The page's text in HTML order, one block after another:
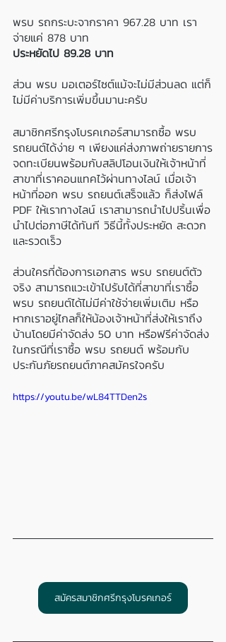
พรบ รถกระบะจากราคา 967.28 บาท เรา
จ่ายแค่ 878 บาท
ประหยัดไป 89.28 บาท
ส่วน พรบ มอเตอร์ไซต์แม้จะไม่มีส่วนลด แต่ก็
ไม่มีค่าบริการเพิ่มขึ้นมานะครับ
สมาชิกศรีกรุงโบรคเกอร์สามารถซื้อ พรบ
รถยนต์ได้ง่าย ๆ เพียงแค่ส่งภาพถ่ายรายการ
จดทะเบียนพร้อมกับสลิปโอนเงินให้เจ้าหน้าที่
สาขาที่เราคอนแทคไว้ผ่านทางไลน์ เมื่อเจ้า
หน้าที่ออก พรบ รถยนต์เสร็จแล้ว ก็ส่งไฟล์
PDF ให้เราทางไลน์ เราสามารถนำไปปริ้นเพื่อ
นำไปต่อภาษีได้ทันที วิธีนี้ทั้งประหยัด สะดวก
และรวดเร็ว
ส่วนใครที่ต้องการเอกสาร พรบ รถยนต์ตัว
จริง สามารถแวะเข้าไปรับได้ที่สาขาที่เราซื้อ
พรบ รถยนต์ได้ไม่มีค่าใช้จ่ายเพิ่มเติม หรือ
หากเราอยู่ไกลก็ให้น้องเจ้าหน้าที่ส่งให้เราถึง
บ้านโดยมีค่าจัดส่ง 50 บาท หรือฟรีค่าจัดส่ง
ในกรณีที่เราซื้อ พรบ รถยนต์ พร้อมกับ
ประกันภัยรถยนต์ภาคสมัครใจครับ
https://youtu.be/wL84TTDen2s
สมัครสมาชิกศรีกรุงโบรคเกอร์